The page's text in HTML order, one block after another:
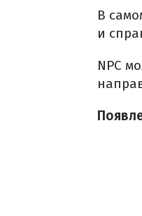
В
и
NPC